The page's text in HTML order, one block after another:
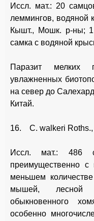
Иссл. мат.: 20
леммингов, водяной
Кышт., Мошк. р-ны;
самка с водяной
Паразит мелких
увлажненных
на север до
Китай.
16. С. walkeri Roths.,
Иссл. мат.: 486
преимущественно
меньшем
мышей, лесной
обыкновенного
особенно